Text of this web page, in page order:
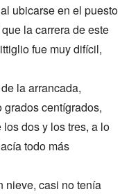
ubicarse en el puesto
la carrera de este
fue muy difícil,
la arrancada,
centígrados,
dos y los tres, a lo
todo más
nieve, casi no tenía